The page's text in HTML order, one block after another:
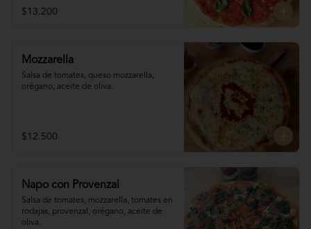
$13.200
Mozzarella
Salsa de tomates, queso mozzarella,
orégano, aceite de oliva.
$12.500
Napo con Provenzal
Salsa de tomates, mozzarella, tomates en
rodajas, provenzal, orégano, aceite de
oliva.